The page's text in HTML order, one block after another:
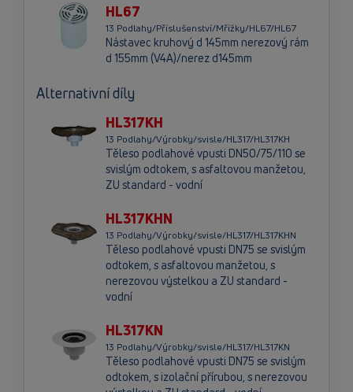
HL67
13 Podlahy/Příslušenství/Mřížky/HL67/HL67
Nástavec kruhový d 145mm nerezový rám
d 155mm (V4A)/nerez d145mm
Alternativní díly
HL317KH
13 Podlahy/Výrobky/svisle/HL317/HL317KH
Těleso podlahové vpusti DN50/75/110 se
svislým odtokem, s asfaltovou manžetou,
ZU standard - vodní
HL317KHN
13 Podlahy/Výrobky/svisle/HL317/HL317KHN
Těleso podlahové vpusti DN75 se svislým
odtokem, s asfaltovou manžetou, s
nerezovou výstelkou a ZU standard -
vodní
HL317KN
13 Podlahy/Výrobky/svisle/HL317/HL317KN
Těleso podlahové vpusti DN75 se svislým
odtokem, s izolační přírubou, s nerezovou